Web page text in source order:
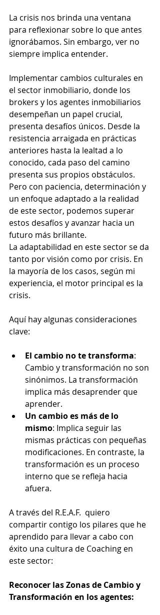
La crisis nos brinda una ventana
para reflexionar sobre lo que antes
ignorábamos. Sin embargo, ver no
siempre implica entender.
Implementar cambios culturales en
el sector inmobiliario, donde los
brokers y los agentes inmobiliarios
desempeñan un papel crucial,
presenta desafíos únicos. Desde la
resistencia arraigada en prácticas
anteriores hasta la lealtad a lo
conocido, cada paso del camino
presenta sus propios obstáculos.
Pero con paciencia, determinación y
un enfoque adaptado a la realidad
de este sector, podemos superar
estos desafíos y avanzar hacia un
futuro más brillante.
La adaptabilidad en este sector se da
tanto por visión como por crisis. En
la mayoría de los casos, según mi
experiencia, el motor principal es la
crisis.
Aquí hay algunas consideraciones
clave:
El cambio no te transforma:
Cambio y transformación no son
sinónimos. La transformación
implica más desaprender que
aprender.
Un cambio es más de lo
mismo: Implica seguir las
mismas prácticas con pequeñas
modificaciones. En contraste, la
transformación es un proceso
interno que se refleja hacia
afuera.
A través del R.E.A.F.  quiero
compartir contigo los pilares que he
aprendido para llevar a cabo con
éxito una cultura de Coaching en
este sector:
Reconocer las Zonas de Cambio y
Transformación en los agentes: